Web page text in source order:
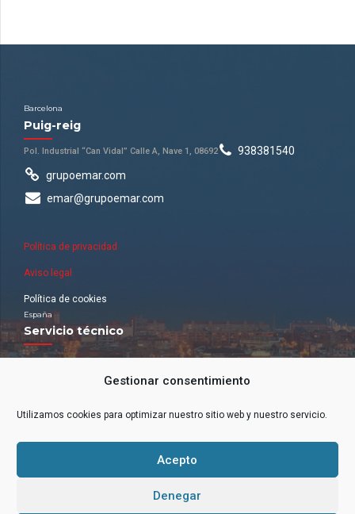
Gestionar consentimiento
Utilizamos cookies para optimizar nuestro sitio web y nuestro servicio.
Acepto
Denegar
Barcelona
Puig-reig
Pol. Industrial “Can Vidal” Calle A, Nave 1, 08692
938381540
grupoemar.com
emar@grupoemar.com
Política de privacidad
Aviso legal
Política de cookies
España
Servicio técnico
CATALUÑA. Puig-Reig y Terrassa.
CASTILLA LEÓN (ZONA NORTE). Zamora
EXTREMADURA.
ISLAS CANARIAS. Tenerife.